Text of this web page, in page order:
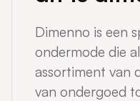
Dimenno is een
ondermode die
assortiment van
van ondergoed